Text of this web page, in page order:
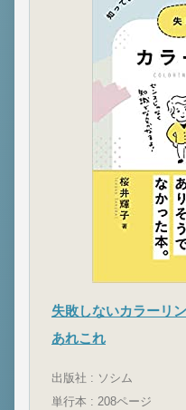
失敗しないカラーリ
あれこれ
出版社 : ソシム
単行本 : 208ページ